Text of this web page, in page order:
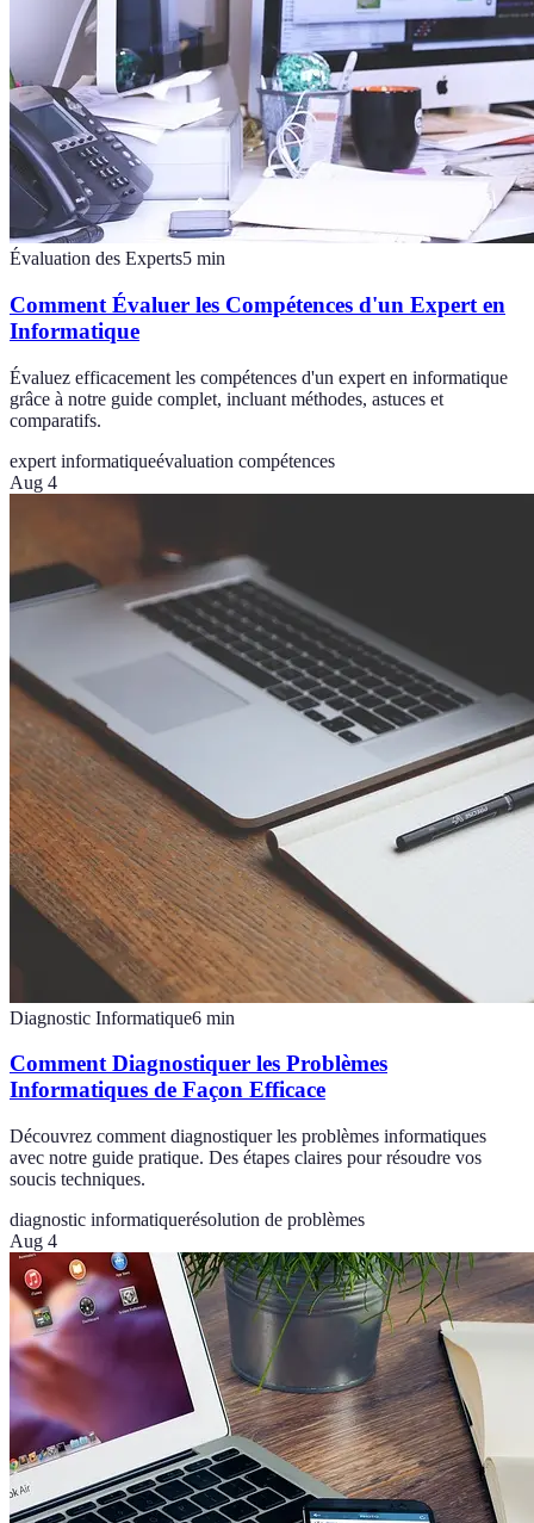
Évaluation des Experts5 min
Comment Évaluer les Compétences d'un Expert en
Informatique
Évaluez efficacement les compétences d'un expert en informatique
grâce à notre guide complet, incluant méthodes, astuces et
comparatifs.
expert informatiqueévaluation compétences
Aug 4
Diagnostic Informatique6 min
Comment Diagnostiquer les Problèmes
Informatiques de Façon Efficace
Découvrez comment diagnostiquer les problèmes informatiques
avec notre guide pratique. Des étapes claires pour résoudre vos
soucis techniques.
diagnostic informatiquerésolution de problèmes
Aug 4